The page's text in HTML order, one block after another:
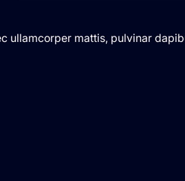
ullamcorper mattis, pulvinar